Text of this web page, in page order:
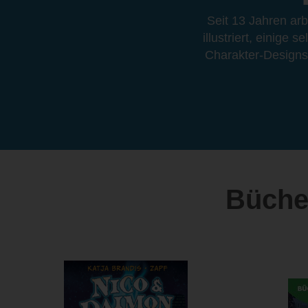
Seit 13 Jahren
illustriert, einige
Charakter-